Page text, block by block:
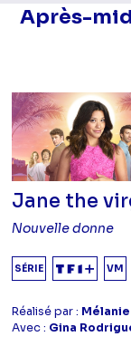
Après-
Masquer
Jane the
Nouvelle donne
SÉRIE VM
Réalisé par :
Avec : Gina